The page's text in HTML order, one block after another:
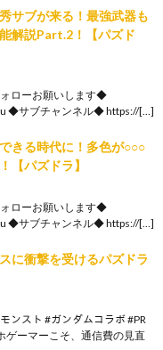
サブが来る！最強武器も
解説Part.2！【パズド
ローお願いします◆
◆サブチャンネル◆ https://[…]
きる時代に！多色が○○○
【パズドラ】
ローお願いします◆
◆サブチャンネル◆ https://[…]
に衝撃を受けるパズドラ
ンスト #ガンダムコラボ #PR
ゲーマーこそ、通信費の見直